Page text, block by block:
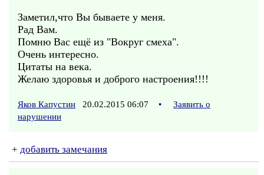
Заметил,что Вы бываете у меня.
Рад Вам.
Помню Вас ещё из "Вокруг смеха".
Очень интересно.
Цитаты на века.
Желаю здоровья и доброго настроения!!!!
Яков Капустин 20.02.2015 06:07 •
Заявить о
нарушении
+ добавить замечания